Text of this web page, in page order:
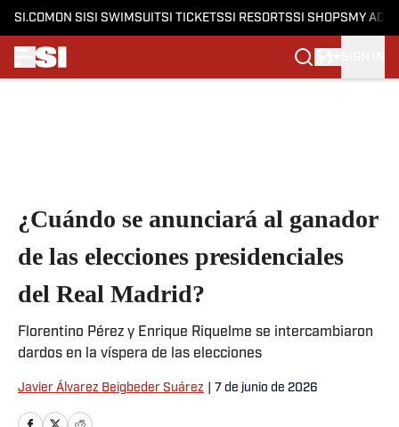
SI.COM ON SI SI SWIMSUITSI TICKETSSI RESORTSSI SHOPS MY
¿Cuándo se anunciará al ganador
de las elecciones presidenciales
del Real Madrid?
Florentino Pérez y Enrique Riquelme se intercambiaron
dardos en la víspera de las elecciones
Javier Álvarez Beigbeder Suárez 7 de junio de 2026